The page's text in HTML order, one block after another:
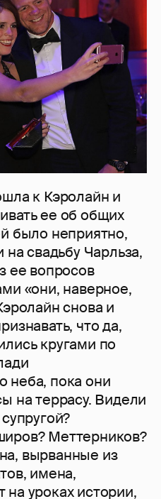
к Кэролайн и
ее об общих
было неприятно,
на свадьбу Чарльза,
ее вопросов
«они, наверное,
снова и
что да,
кругами по
неба, пока они
на террасу. Видели
Меттерников?
вырванные из
имена,
уроках истории,